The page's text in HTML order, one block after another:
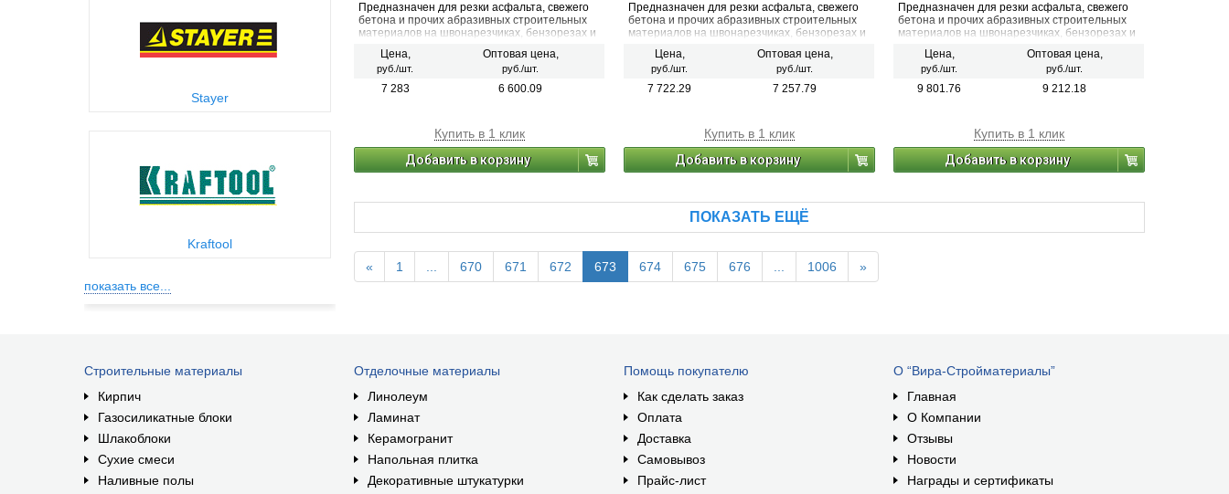
Stayer
Kraftool
показать все...
Предназначен для резки асфальта, свежего
бетона и прочих абразивных строительных
материалов на швонарезчиках, бензорезах и
охлаждения.
Цена,
руб./шт.
Оптовая цена,
руб./шт.
7 283 6 600.09
Купить в 1 клик
Добавить в корзину
Предназначен для резки асфальта, свежего
бетона и прочих абразивных строительных
материалов на швонарезчиках, бензорезах и
охлаждения.
Цена,
руб./шт.
Оптовая цена,
руб./шт.
7 722.29 7 257.79
Купить в 1 клик
Добавить в корзину
Предназначен для резки асфальта, свежего
бетона и прочих абразивных строительных
материалов на швонарезчиках, бензорезах и
охлаждения.
Цена,
руб./шт.
Оптовая цена,
руб./шт.
9 801.76 9 212.18
Купить в 1 клик
Добавить в корзину
ПОКАЗАТЬ ЕЩЁ
« 1 670 671 672 673 674 675 676 1006 »
Строительные материалы
Кирпич
Газосиликатные блоки
Шлакоблоки
Сухие смеси
Наливные полы
Отделочные материалы
Линолеум
Ламинат
Керамогранит
Напольная плитка
Декоративные штукатурки
Помощь покупателю
Как сделать заказ
Оплата
Доставка
Самовывоз
Прайс-лист
О “Вира-Стройматериалы”
Главная
О Компании
Отзывы
Новости
Награды и сертификаты